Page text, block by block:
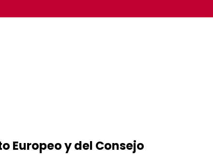
Europeo y del Consejo